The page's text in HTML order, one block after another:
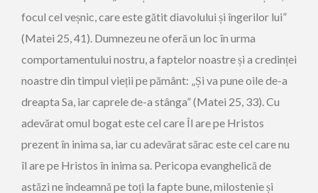
focul cel veșnic, care este gătit diavolului și îngerilor lui”
(Matei 25, 41). Dumnezeu ne oferă un loc în urma
comportamentului nostru, a faptelor noastre și a credinței
noastre din timpul vieții pe pământ: „Și va pune oile de-a
dreapta Sa, iar caprele de-a stânga” (Matei 25, 33). Cu
adevărat omul bogat este cel care Îl are pe Hristos
prezent în inima sa, iar cu adevărat sărac este cel care nu
îl are pe Hristos în inima sa. Pericopa evanghelică de
astăzi ne îndeamnă pe toți la fapte bune, milostenie și